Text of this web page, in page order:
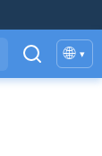
🌐 ▾